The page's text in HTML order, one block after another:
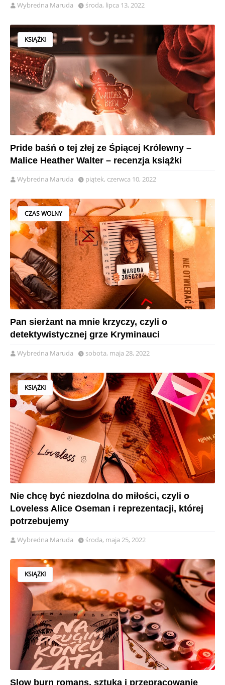
Wybredna Maruda środa, lipca 13, 2022
KSIĄŻKI
Pride baśń o tej złej ze Śpiącej Królewny –
Malice Heather Walter – recenzja książki
Wybredna Maruda piątek, czerwca 10, 2022
CZAS WOLNY
Pan sierżant na mnie krzyczy, czyli o
detektywistycznej grze Kryminauci
Wybredna Maruda sobota, maja 28, 2022
KSIĄŻKI
Nie chcę być niezdolna do miłości, czyli o
Loveless Alice Oseman i reprezentacji, której
potrzebujemy
Wybredna Maruda środa, maja 25, 2022
KSIĄŻKI
Slow burn romans, sztuka i przepracowanie